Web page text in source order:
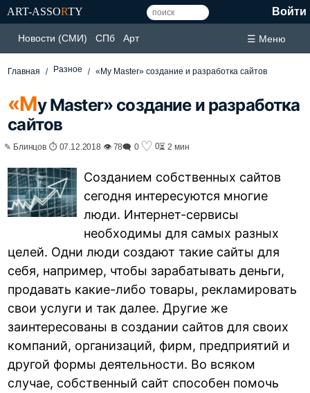
ART-ASSORTY Войти
Новости (СМИ) СПб Арт ☰ Меню
Главная Разное «My Master» создание и разработка сайтов
«My Master» создание и разработка
сайтов
✎ Блинцов ⏱ 07.12.2018 👁 78🗨 0 ♡ 0⏳ 2 мин
Созданием собственных сайтов
сегодня интересуются многие
люди. Интернет-сервисы
необходимы для самых разных
целей. Одни люди создают такие сайты для
себя, например, чтобы зарабатывать деньги,
продавать какие-либо товары, рекламировать
свои услуги и так далее. Другие же
заинтересованы в создании сайтов для своих
компаний, организаций, фирм, предприятий и
другой формы деятельности. Во всяком
случае, собственный сайт способен помочь